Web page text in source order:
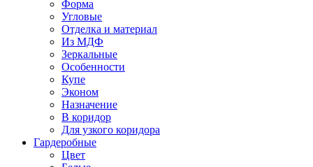
Форма
Угловые
Отделка и материал
Из МДФ
Зеркальные
Особенности
Купе
Эконом
Назначение
В коридор
Для узкого коридора
Гардеробные
Цвет